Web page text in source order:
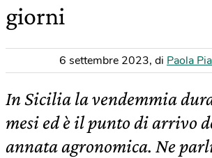
giorni
6 settembre 2023, di Paola
In Sicilia la vendemmia
mesi ed è il punto di arrivo
annata agronomica. Ne